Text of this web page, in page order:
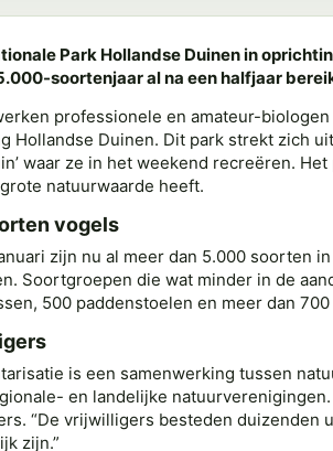
Park Hollandse Duinen in
soortenjaar al na een halfjaar
professionele en amateur-
Hollandse Duinen. Dit park strekt zich
waar ze in het weekend recreëren.
natuurwaarde heeft.
vogels
zijn nu al meer dan 5.000 soorten
Soortgroepen die wat minder in de
500 paddenstoelen en meer dan
is een samenwerking tussen
en landelijke
“De vrijwilligers besteden duizenden
zijn.”